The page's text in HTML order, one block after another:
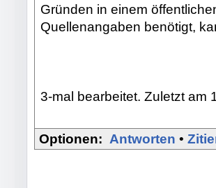
Gründen in einem
Quellenangaben benötigt,
3-mal bearbeitet. Zuletzt am
Optionen: Antworten •